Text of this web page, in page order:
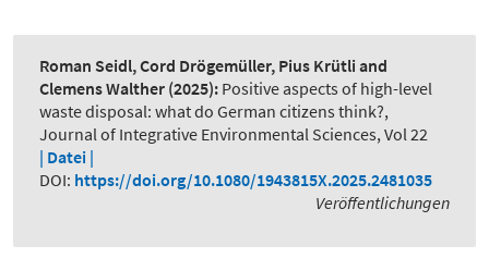
Roman Seidl, Cord Drögemüller, Pius Krütli and
Clemens Walther (2025): Positive aspects of high-level
waste disposal: what do German citizens think?,
Journal of Integrative Environmental Sciences, Vol 22
| Datei |
DOI: https://doi.org/10.1080/1943815X.2025.2481035
Veröffentlichungen